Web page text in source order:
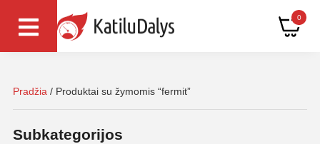
0
Pradžia / Produktai su žymomis “fermit”
Subkategorijos